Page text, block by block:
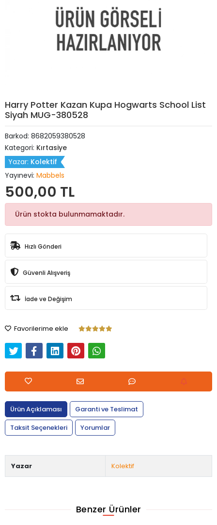
Harry Potter Kazan Kupa Hogwarts School List
Siyah MUG-380528
Barkod: 8682059380528
Kategori: Kırtasiye
Yazar: Kolektif
Yayınevi: Mabbels
500,00 TL
Ürün stokta bulunmamaktadır.
Hızlı Gönderi
Güvenli Alışveriş
İade ve Değişim
Favorilerime ekle
Ürün Açıklaması
Garanti ve Teslimat
Taksit Seçenekleri
Yorumlar
Yazar Kolektif
Benzer Ürünler